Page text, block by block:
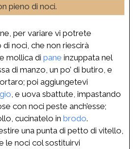
pieno di noci.
per variare vi potrete
noci, che non riescirà
mollica di pane inzuppata nel
di manzo, un po’ di butiro, e
poi aggiungetevi
, e uova sbattute, impastando
con noci peste anch’esse;
cucinatelo in brodo.
una punta di petto di vitello,
le noci col sostituirvi